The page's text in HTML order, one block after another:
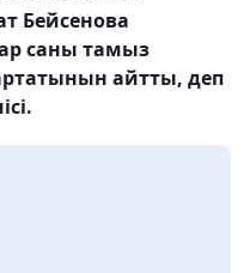
Бейсенова
саны тамыз
айтты, деп